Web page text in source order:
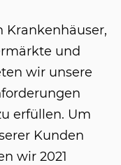
Krankenhäuser,
und
wir unsere
erfüllen. Um
Kunden
wir 2021